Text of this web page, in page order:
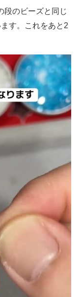
のビーズと同じ
す。これをあと2